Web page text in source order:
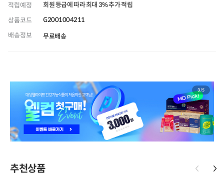
적립예정
회원 등급에 따라 최대 3% 추가 적립
상품코드
G2001004211
배송정보
무료배송
3/5
추천상품